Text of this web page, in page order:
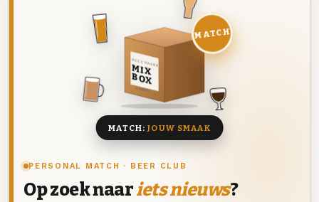
PERSONAL MATCH · BEER CLUB
Op zoek naariets nieuws?
DEZE MAAND
MIX
BOX
8 BIEREN
MATCH
MATCH:JOUW SMAAK